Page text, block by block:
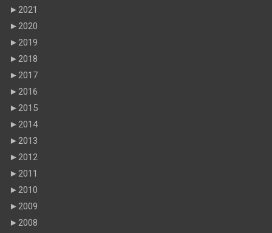
►2021
►2020
►2019
►2018
►2017
►2016
►2015
►2014
►2013
►2012
►2011
►2010
►2009
►2008